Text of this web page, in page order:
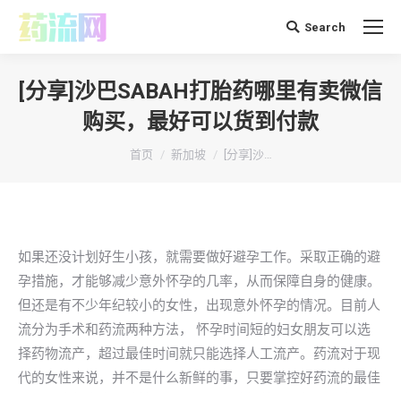
搜 Search
[分享]沙巴SABAH打胎药哪里有卖微信
购买，最好可以货到付款
你在这里：
首页 新加坡 [分享]沙…
如果还没计划好生小孩，就需要做好避孕工作。采取正确的避
孕措施，才能够减少意外怀孕的几率，从而保障自身的健康。
但还是有不少年纪较小的女性，出现意外怀孕的情况。目前人
流分为手术和药流两种方法， 怀孕时间短的妇女朋友可以选
择药物流产，超过最佳时间就只能选择人工流产。药流对于现
代的女性来说，并不是什么新鲜的事，只要掌控好药流的最佳